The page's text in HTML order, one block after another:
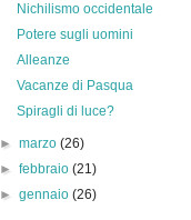
Nichilismo occidentale
Potere sugli uomini
Alleanze
Vacanze di Pasqua
Spiragli di luce?
►marzo(26)
►febbraio(21)
►gennaio(26)